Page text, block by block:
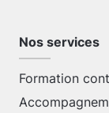
Nos services
Formation